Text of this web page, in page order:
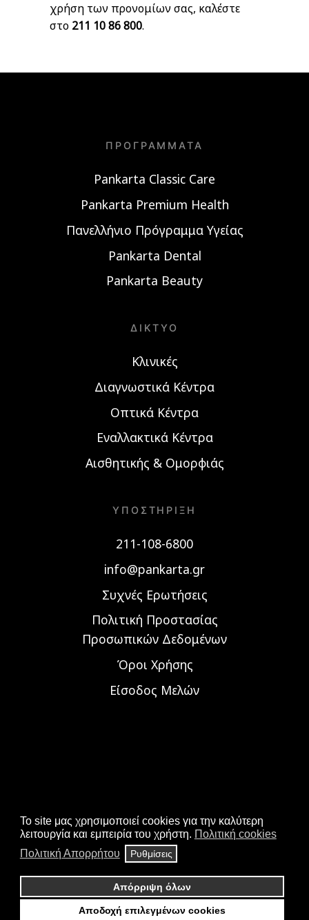
To site μας χρησιμοποιεί cookies για την καλύτερη
λειτουργία και εμπειρία του χρήστη. Πολιτική cookies
Πολιτική Απορρήτου
Ρυθμίσεις
Απόρριψη όλων
Αποδοχή επιλεγμένων cookies
χρήση των προνομίων σας, καλέστε
στο 211 10 86 800.
ΠΡΟΓΡΆΜΜΑΤΑ
Pankarta Classic Care
Pankarta Premium Health
Πανελλήνιο Πρόγραμμα Υγείας
Pankarta Dental
Pankarta Beauty
ΔΊΚΤΥΟ
Κλινικές
Διαγνωστικά Κέντρα
Οπτικά Κέντρα
Εναλλακτικά Κέντρα
Αισθητικής & Ομορφιάς
ΥΠΟΣΤΉΡΙΞΗ
211-108-6800
info@pankarta.gr
Συχνές Ερωτήσεις
Πολιτική Προστασίας
Προσωπικών Δεδομένων
Όροι Χρήσης
Είσοδος Μελών
© 2026 ALL RIGHTS RESERVED.
ΣΤΗΝ ΙΣΤΟΣΕΛΊΔΑ ΧΡΗΣΙΜΟΠΟΙΟΎΜΕ COOKIES ΓΙΑ